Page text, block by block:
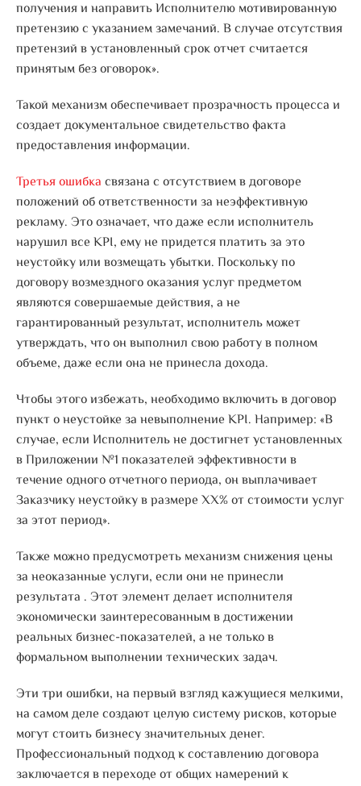
получения и направить Исполнителю мотивированную
претензию с указанием замечаний. В случае отсутствия
претензий в установленный срок отчет считается
принятым без оговорок».
Такой механизм обеспечивает прозрачность процесса и
создает документальное свидетельство факта
предоставления информации.
Третья ошибка связана с отсутствием в договоре
положений об ответственности за неэффективную
рекламу. Это означает, что даже если исполнитель
нарушил все KPI, ему не придется платить за это
неустойку или возмещать убытки. Поскольку по
договору возмездного оказания услуг предметом
являются совершаемые действия, а не
гарантированный результат, исполнитель может
утверждать, что он выполнил свою работу в полном
объеме, даже если она не принесла дохода.
Чтобы этого избежать, необходимо включить в договор
пункт о неустойке за невыполнение KPI. Например: «В
случае, если Исполнитель не достигнет установленных
в Приложении №1 показателей эффективности в
течение одного отчетного периода, он выплачивает
Заказчику неустойку в размере XX% от стоимости услуг
за этот период».
Также можно предусмотреть механизм снижения цены
за неоказанные услуги, если они не принесли
результата . Этот элемент делает исполнителя
экономически заинтересованным в достижении
реальных бизнес-показателей, а не только в
формальном выполнении технических задач.
Эти три ошибки, на первый взгляд кажущиеся мелкими,
на самом деле создают целую систему рисков, которые
могут стоить бизнесу значительных денег.
Профессиональный подход к составлению договора
заключается в переходе от общих намерений к